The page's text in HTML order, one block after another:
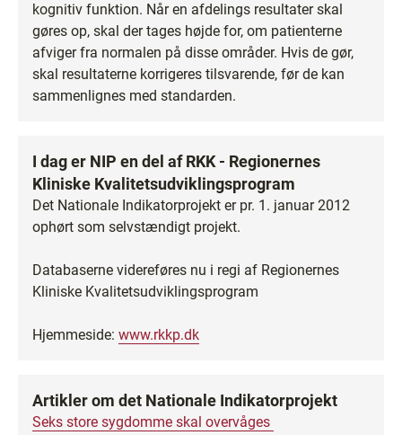
kognitiv funktion. Når en afdelings resultater skal
gøres op, skal der tages højde for, om patienterne
afviger fra normalen på disse områder. Hvis de gør,
skal resultaterne korrigeres tilsvarende, før de kan
sammenlignes med standarden.
I dag er NIP en del af RKK - Regionernes
Kliniske Kvalitetsudviklingsprogram
Det Nationale Indikatorprojekt er pr. 1. januar 2012
ophørt som selvstændigt projekt.
Databaserne videreføres nu i regi af Regionernes
Kliniske Kvalitetsudviklingsprogram
Hjemmeside: www.rkkp.dk
Artikler om det Nationale Indikatorprojekt
Seks store sygdomme skal overvåges